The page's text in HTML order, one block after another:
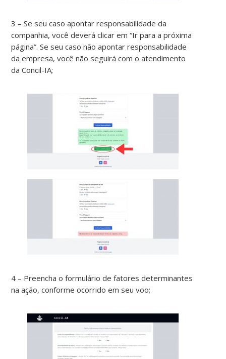
3 – Se seu caso apontar responsabilidade da
companhia, você deverá clicar em “Ir para a próxima
página”. Se seu caso não apontar responsabilidade
da empresa, você não seguirá com o atendimento
da Concil-IA;
4 – Preencha o formulário de fatores determinantes
na ação, conforme ocorrido em seu voo;